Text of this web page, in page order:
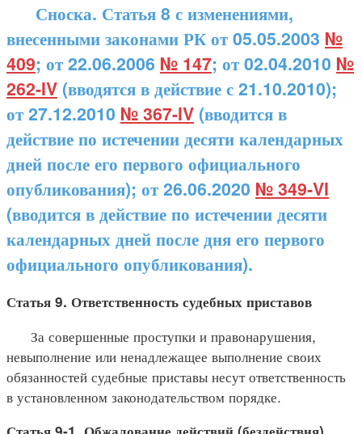
Сноска. Статья 8 с изменениями,
внесенными законами РК от 05.05.2003 №
409; от 22.06.2006 № 147; от 02.04.2010 №
262-IV (вводятся в действие с 21.10.2010);
от 27.12.2010 № 367-IV (вводится в
действие по истечении десяти календарных
дней после его первого официального
опубликования); от 26.06.2020 № 349-VI
(вводится в действие по истечении десяти
календарных дней после дня его первого
официального опубликования).
Статья 9. Ответственность судебных приставов
За совершенные проступки и правонарушения,
невыполнение или ненадлежащее выполнение своих
обязанностей судебные приставы несут ответственность
в установленном законодательством порядке.